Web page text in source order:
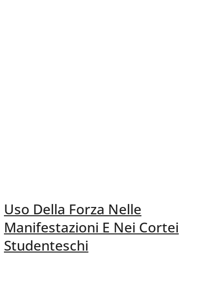
Uso Della Forza Nelle
Manifestazioni E Nei Cortei
Studenteschi